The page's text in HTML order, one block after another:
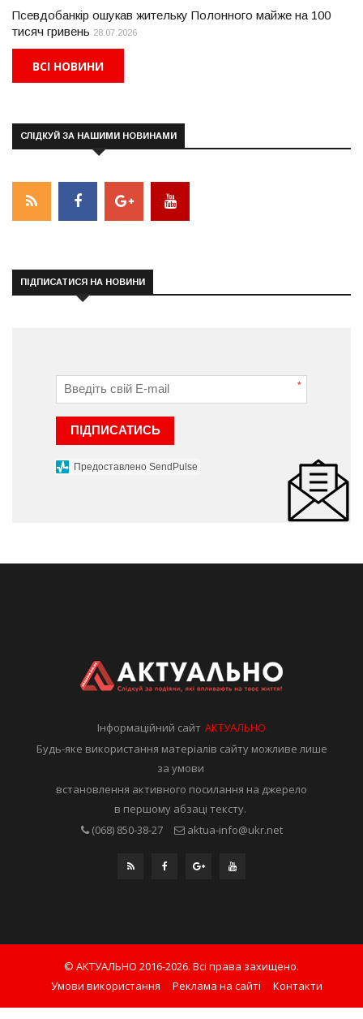
Псевдобанкір ошукав жительку Полонного майже на 100
тисяч гривень 28.07.2026
ВСІ НОВИНИ
СЛІДКУЙ ЗА НАШИМИ НОВИНАМИ
ПІДПИСАТИСЯ НА НОВИНИ
*
ПІДПИСАТИСЬ
Предоставлено SendPulse
Інформаційний сайтАКТУАЛЬНО
Будь-яке використання матеріалів сайту можливе лише
за умови
встановлення активного посилання на джерело
в першому абзаці тексту.
(068) 850-38-27
aktua-info@ukr.net
© АКТУАЛЬНО 2016-2026. Всі права захищено.
Умови використання
Реклама на сайті Контакти